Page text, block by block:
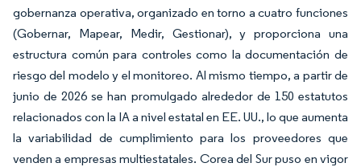
gobernanza operativa, organizado en torno a cuatro funciones
(Gobernar, Mapear, Medir, Gestionar), y proporciona una
estructura común para controles como la documentación de
riesgo del modelo y el monitoreo. Al mismo tiempo, a partir de
junio de 2026 se han promulgado alrededor de 150 estatutos
relacionados con la IA a nivel estatal en EE. UU., lo que aumenta
la variabilidad de cumplimiento para los proveedores que
venden a empresas multiestatales. Corea del Sur puso en vigor